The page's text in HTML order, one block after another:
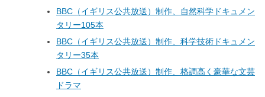
BBC（イギリス公共放送）制作、自然科学ドキュメン
タリー105本
BBC（イギリス公共放送）制作、科学技術ドキュメン
タリー35本
BBC（イギリス公共放送）制作、格調高く豪華な文芸
ドラマ